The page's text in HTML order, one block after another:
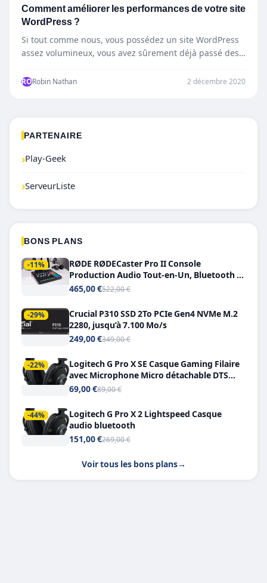
Comment améliorer les performances de votre site
WordPress ?
Si tout comme nous, vous possédez un site WordPress
assez volumineux, vous avez sûrement déjà passé des
RORobin Nathan 2 décembre 2020
PARTENAIRE
›Play-Geek
›ServeurListe
BONS PLANS
-11%
RØDE RØDECaster Pro II Console
Production Audio Tout-en-Un, Bluetooth et
Double USB-C
465,00 €522,00 €
-29%
Crucial P310 SSD 2To PCIe Gen4 NVMe M.2
2280, jusqu’à 7.100 Mo/s
249,00 €349,00 €
-22%
Logitech G Pro X SE Casque Gaming Filaire
avec Microphone Micro détachable DTS
Headphone X 7.1
69,00 €89,00 €
-44%
Logitech G Pro X 2 Lightspeed Casque
audio bluetooth
151,00 €269,00 €
Voir tous les bons plans→